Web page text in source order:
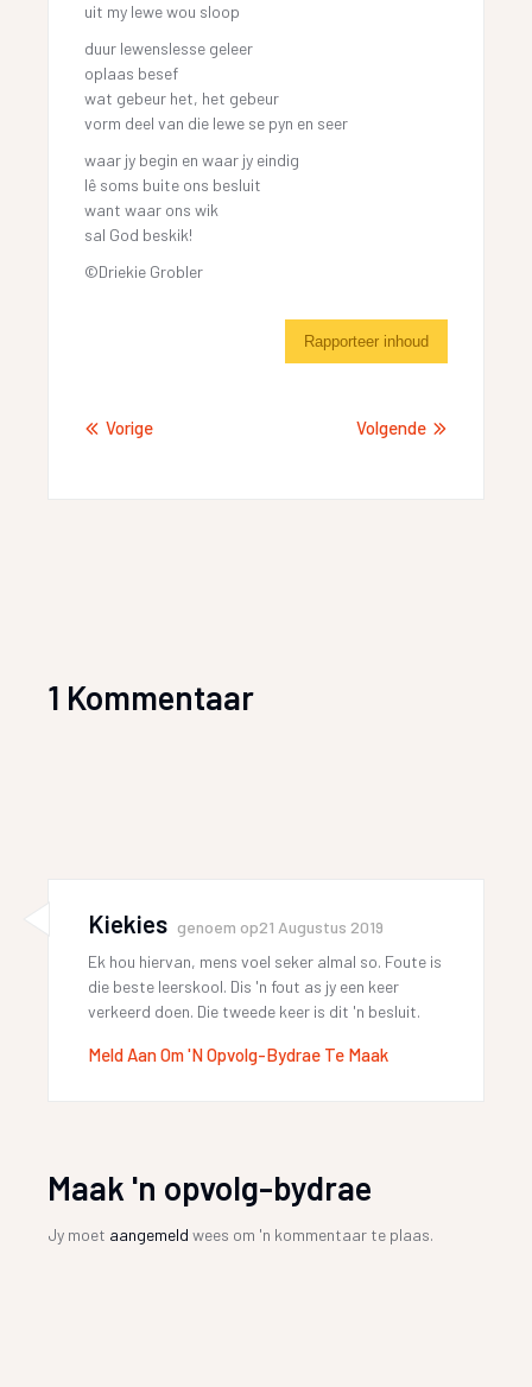
uit my lewe wou sloop
duur lewenslesse geleer
oplaas besef
wat gebeur het, het gebeur
vorm deel van die lewe se pyn en seer
waar jy begin en waar jy eindig
lê soms buite ons besluit
want waar ons wik
sal God beskik!
©Driekie Grobler
Rapporteer inhoud
Vorige Volgende
1 Kommentaar
Kiekies genoem op21 Augustus 2019
Ek hou hiervan, mens voel seker almal so. Foute is
die beste leerskool. Dis 'n fout as jy een keer
verkeerd doen. Die tweede keer is dit 'n besluit.
Meld Aan Om 'n Opvolg-Bydrae Te Maak
Maak 'n opvolg-bydrae
Jy moet aangemeld wees om 'n kommentaar te plaas.